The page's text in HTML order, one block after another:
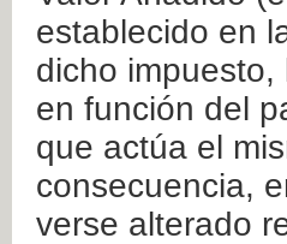
establecido en
dicho
en función del
que actúa el
consecuencia,
verse alterado